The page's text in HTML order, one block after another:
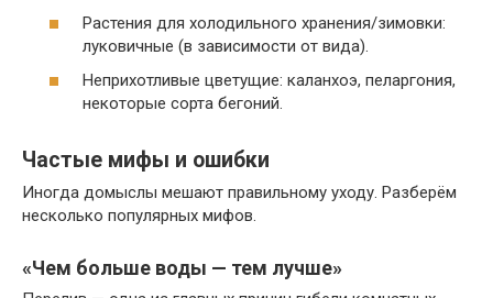
Растения для холодильного хранения/зимовки:
луковичные (в зависимости от вида).
Неприхотливые цветущие: каланхоэ, пеларгония,
некоторые сорта бегоний.
Частые мифы и ошибки
Иногда домыслы мешают правильному уходу. Разберём
несколько популярных мифов.
«Чем больше воды — тем лучше»